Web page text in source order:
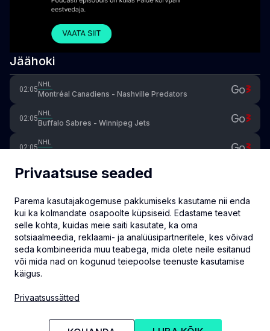
Jäähoki
02:05
NHL
Montréal Canadiens - Nashville Predators
02:05
NHL
Buffalo Sabres - Winnipeg Jets
02:05
NHL
Philadelphia Flyers - Florida Panthers
02:05
NHL
Tampa Bay Lightning - San Jose Sharks
02:05
NHL
Ottawa Senators - Detroit Red Wings
20:40
Ice Hockey: Switzerland National League
Lakers - SCL Tigers
Privaatsussätted
Privaatsuse seaded
Parema kasutajakogemuse pakkumiseks kasutame nii enda
kui ka kolmandate osapoolte küpsiseid. Edastame teavet
selle kohta, kuidas meie saiti kasutate, ka oma
sotsiaalmeedia, reklaami- ja analüüsipartneritele, kes võivad
seda kombineerida muu teabega, mida olete neile esitanud
või mida nad on kogunud teiepoolse teenuste kasutamise
käigus.
Privaatsussätted